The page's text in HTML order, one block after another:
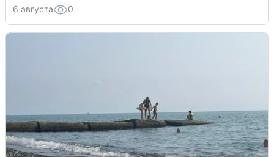
6 августа 0